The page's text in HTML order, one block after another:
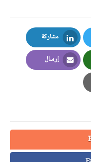
مشاركة
LinkedIn
إرسال
Email